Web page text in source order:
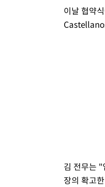
이날 협약
김 전무는 "
장의 확고